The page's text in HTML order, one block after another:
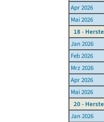
Apr 2026
Mai 2026
18 -
Jan 2026
Feb 2026
Mrz 2026
Apr 2026
Mai 2026
20 -
Jan 2026